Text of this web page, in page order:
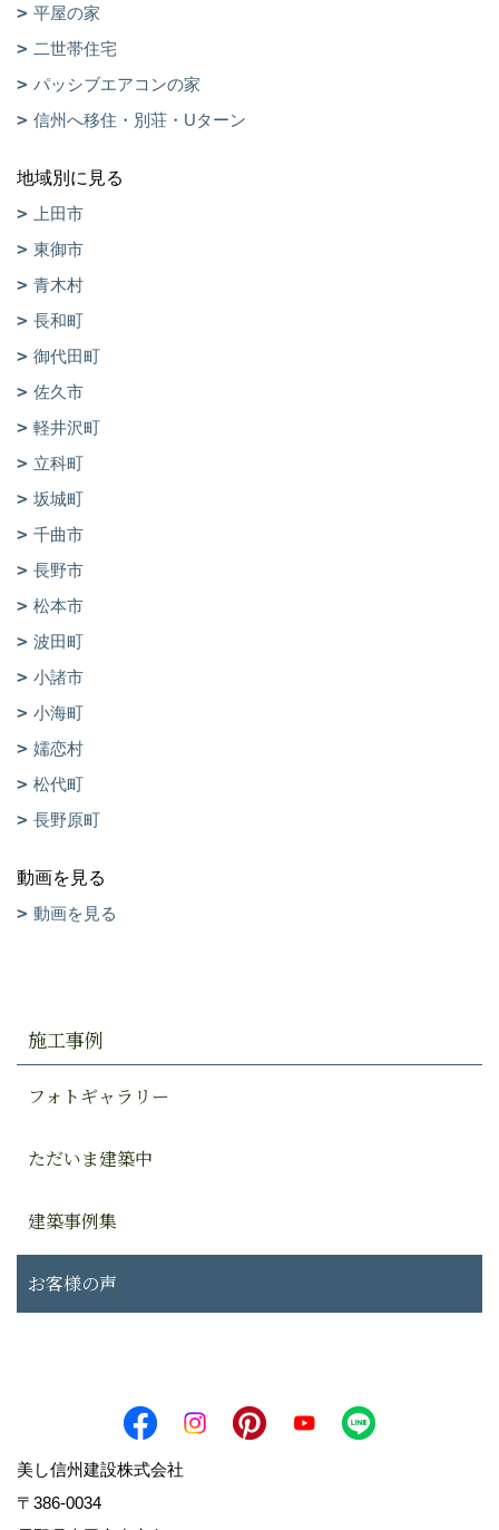
平屋の家
二世帯住宅
パッシブエアコンの家
信州へ移住・別荘・Uターン
地域別に見る
上田市
東御市
青木村
長和町
御代田町
佐久市
軽井沢町
立科町
坂城町
千曲市
長野市
松本市
波田町
小諸市
小海町
嬬恋村
松代町
長野原町
動画を見る
動画を見る
施工事例
フォトギャラリー
ただいま建築中
建築事例集
お客様の声
美し信州建設株式会社
〒386-0034